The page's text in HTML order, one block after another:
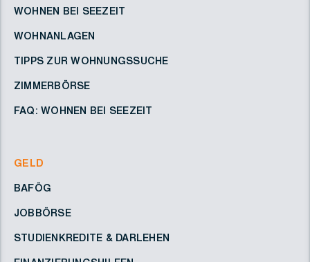
WOHNEN BEI SEEZEIT
WOHNANLAGEN
TIPPS ZUR WOHNUNGSSUCHE
ZIMMERBÖRSE
FAQ: WOHNEN BEI SEEZEIT
GELD
BAFÖG
JOBBÖRSE
STUDIENKREDITE & DARLEHEN